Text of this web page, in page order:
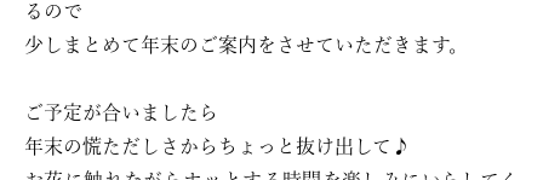
るので
少しまとめて年末のご案内をさせていただきます。
ご予定が合いましたら
年末の慌ただしさからちょっと抜け出して♪